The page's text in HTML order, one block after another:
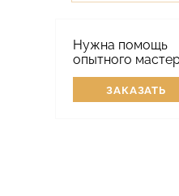
Нужна помощь
опытного
ЗАКАЗАТЬ